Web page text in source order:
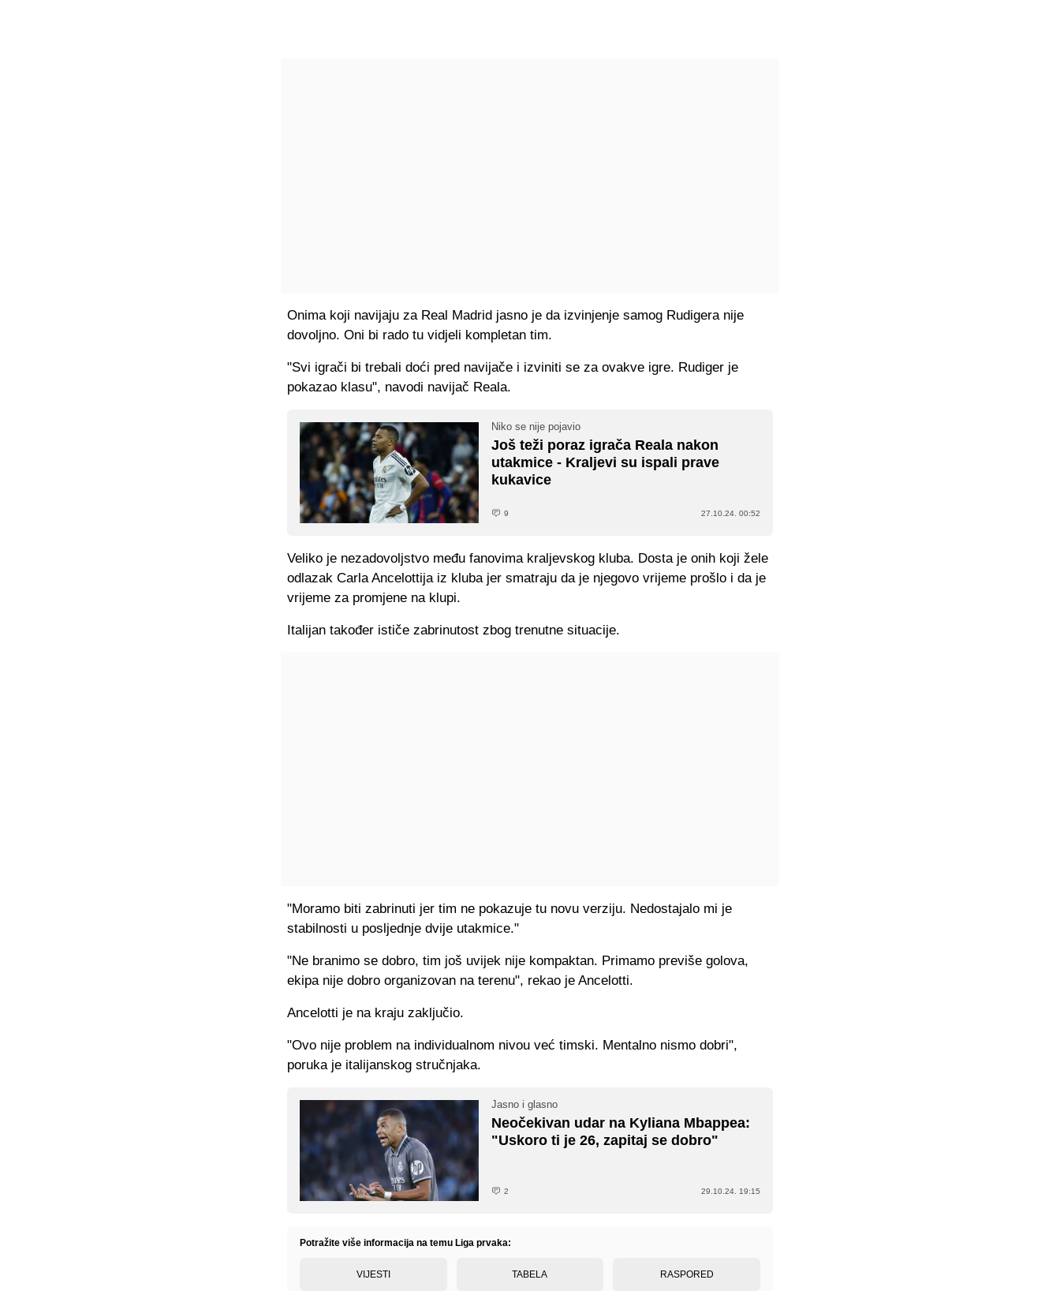
Onima koji navijaju za Real Madrid jasno je da izvinjenje samog Rudigera nije
dovoljno. Oni bi rado tu vidjeli kompletan tim.
"Svi igrači bi trebali doći pred navijače i izviniti se za ovakve igre. Rudiger je
pokazao klasu", navodi navijač Reala.
Niko se nije pojavio
Još teži poraz igrača Reala nakon
utakmice - Kraljevi su ispali prave
kukavice
9 27.10.24. 00:52
Veliko je nezadovoljstvo među fanovima kraljevskog kluba. Dosta je onih koji žele
odlazak Carla Ancelottija iz kluba jer smatraju da je njegovo vrijeme prošlo i da je
vrijeme za promjene na klupi.
Italijan također ističe zabrinutost zbog trenutne situacije.
"Moramo biti zabrinuti jer tim ne pokazuje tu novu verziju. Nedostajalo mi je
stabilnosti u posljednje dvije utakmice."
"Ne branimo se dobro, tim još uvijek nije kompaktan. Primamo previše golova,
ekipa nije dobro organizovan na terenu", rekao je Ancelotti.
Ancelotti je na kraju zaključio.
"Ovo nije problem na individualnom nivou već timski. Mentalno nismo dobri",
poruka je italijanskog stručnjaka.
Jasno i glasno
Neočekivan udar na Kyliana Mbappea:
"Uskoro ti je 26, zapitaj se dobro"
2 29.10.24. 19:15
Potražite više informacija na temu Liga prvaka:
VIJESTI TABELA RASPORED